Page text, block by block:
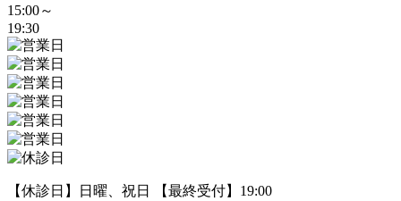
15:00～
19:30
【休診日】日曜、祝日 【最終受付】19:00